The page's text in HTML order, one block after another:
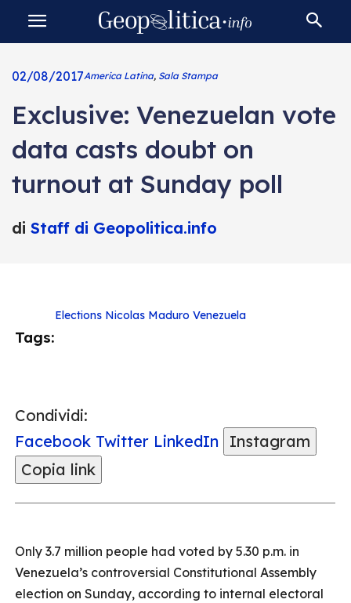
02/08/2017America Latina, Sala Stampa
Exclusive: Venezuelan vote
data casts doubt on
turnout at Sunday poll
di Staff di Geopolitica.info
Tags:
Elections Nicolas Maduro Venezuela
Condividi:
Facebook Twitter LinkedIn
Instagram
Copia link
Only 3.7 million people had voted by 5.30 p.m. in
Venezuela’s controversial Constitutional Assembly
election on Sunday, according to internal electoral